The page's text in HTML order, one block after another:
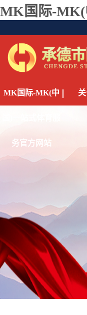
MK国际-MK(
MK国际-MK(中
务官方网站